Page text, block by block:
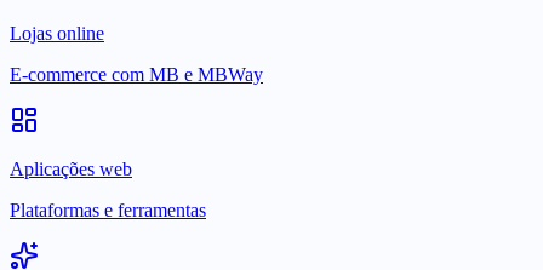
Lojas online
E-commerce com MB e MBWay
Aplicações web
Plataformas e ferramentas